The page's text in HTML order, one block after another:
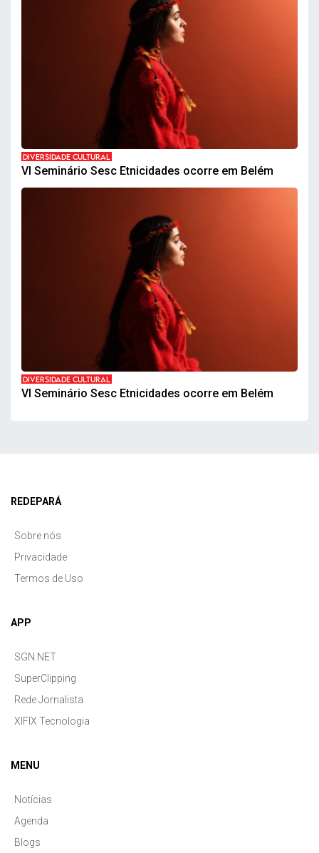
DIVERSIDADE CULTURAL
VI Seminário Sesc Etnicidades ocorre em Belém
DIVERSIDADE CULTURAL
VI Seminário Sesc Etnicidades ocorre em Belém
REDEPARÁ
Sobre nós
Privacidade
Termos de Uso
APP
SGN.NET
SuperClipping
Rede Jornalista
XIFIX Tecnologia
MENU
Notícias
Agenda
Blogs